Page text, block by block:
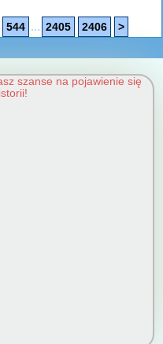
544 ... 2405 2406 >
szanse na pojawienie się